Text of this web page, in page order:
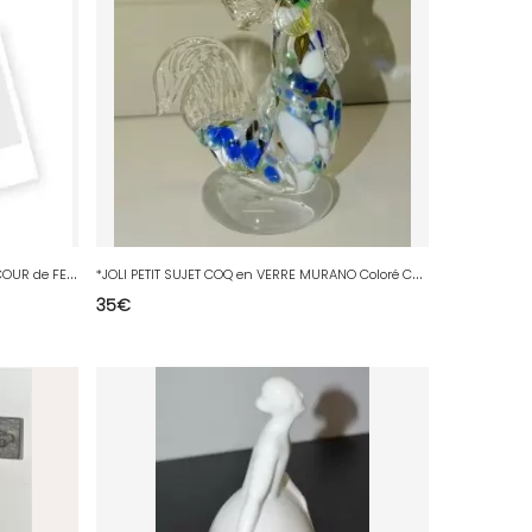
*
BELLE AQUARELLE SOUS VERRE ENTREE COUR de FERME POULES Signée H.MARMORITAS 41 D *
JOLI PETIT SUJET COQ en VERRE MURANO Coloré COLLECTION OBJET DE VITRINE déco XX
35€